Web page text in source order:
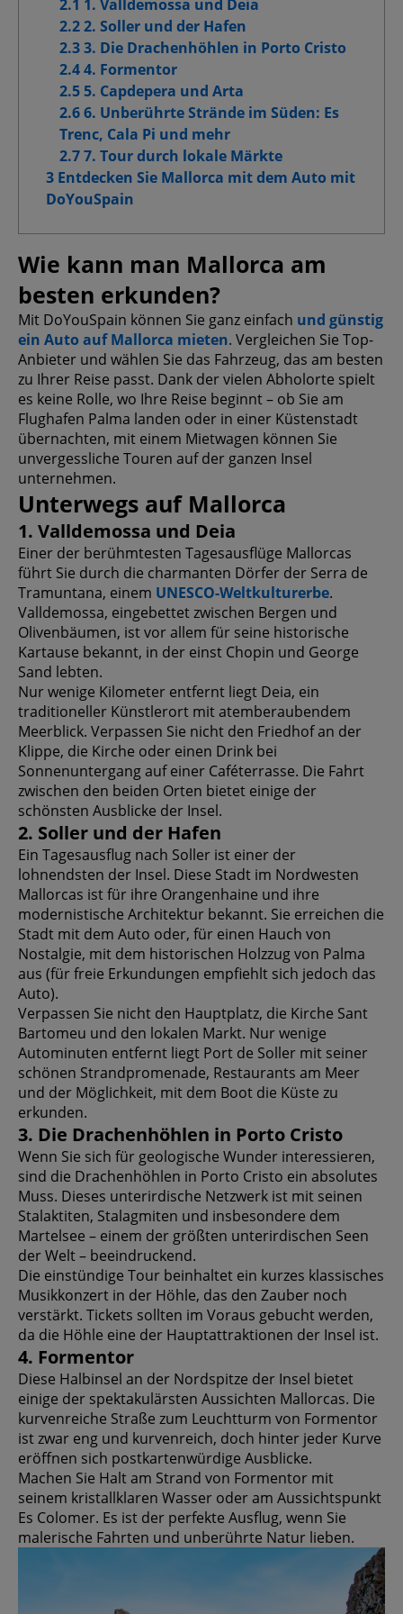
2.1 1. Valldemossa und Deia
2.2 2. Soller und der Hafen
2.3 3. Die Drachenhöhlen in Porto Cristo
2.4 4. Formentor
2.5 5. Capdepera und Arta
2.6 6. Unberührte Strände im Süden: Es
Trenc, Cala Pi und mehr
2.7 7. Tour durch lokale Märkte
3 Entdecken Sie Mallorca mit dem Auto mit
DoYouSpain
Wie kann man Mallorca am
besten erkunden?
Mit DoYouSpain können Sie ganz einfach und günstig
ein Auto auf Mallorca mieten. Vergleichen Sie Top-
Anbieter und wählen Sie das Fahrzeug, das am besten
zu Ihrer Reise passt. Dank der vielen Abholorte spielt
es keine Rolle, wo Ihre Reise beginnt – ob Sie am
Flughafen Palma landen oder in einer Küstenstadt
übernachten, mit einem Mietwagen können Sie
unvergessliche Touren auf der ganzen Insel
unternehmen.
Unterwegs auf Mallorca
1. Valldemossa und Deia
Einer der berühmtesten Tagesausflüge Mallorcas
führt Sie durch die charmanten Dörfer der Serra de
Tramuntana, einem UNESCO-Weltkulturerbe.
Valldemossa, eingebettet zwischen Bergen und
Olivenbäumen, ist vor allem für seine historische
Kartause bekannt, in der einst Chopin und George
Sand lebten.
Nur wenige Kilometer entfernt liegt Deia, ein
traditioneller Künstlerort mit atemberaubendem
Meerblick. Verpassen Sie nicht den Friedhof an der
Klippe, die Kirche oder einen Drink bei
Sonnenuntergang auf einer Caféterrasse. Die Fahrt
zwischen den beiden Orten bietet einige der
schönsten Ausblicke der Insel.
2. Soller und der Hafen
Ein Tagesausflug nach Soller ist einer der
lohnendsten der Insel. Diese Stadt im Nordwesten
Mallorcas ist für ihre Orangenhaine und ihre
modernistische Architektur bekannt. Sie erreichen die
Stadt mit dem Auto oder, für einen Hauch von
Nostalgie, mit dem historischen Holzzug von Palma
aus (für freie Erkundungen empfiehlt sich jedoch das
Auto).
Verpassen Sie nicht den Hauptplatz, die Kirche Sant
Bartomeu und den lokalen Markt. Nur wenige
Autominuten entfernt liegt Port de Soller mit seiner
schönen Strandpromenade, Restaurants am Meer
und der Möglichkeit, mit dem Boot die Küste zu
erkunden.
3. Die Drachenhöhlen in Porto Cristo
Wenn Sie sich für geologische Wunder interessieren,
sind die Drachenhöhlen in Porto Cristo ein absolutes
Muss. Dieses unterirdische Netzwerk ist mit seinen
Stalaktiten, Stalagmiten und insbesondere dem
Martelsee – einem der größten unterirdischen Seen
der Welt – beeindruckend.
Die einstündige Tour beinhaltet ein kurzes klassisches
Musikkonzert in der Höhle, das den Zauber noch
verstärkt. Tickets sollten im Voraus gebucht werden,
da die Höhle eine der Hauptattraktionen der Insel ist.
4. Formentor
Diese Halbinsel an der Nordspitze der Insel bietet
einige der spektakulärsten Aussichten Mallorcas. Die
kurvenreiche Straße zum Leuchtturm von Formentor
ist zwar eng und kurvenreich, doch hinter jeder Kurve
eröffnen sich postkartenwürdige Ausblicke.
Machen Sie Halt am Strand von Formentor mit
seinem kristallklaren Wasser oder am Aussichtspunkt
Es Colomer. Es ist der perfekte Ausflug, wenn Sie
malerische Fahrten und unberührte Natur lieben.
Cookies für Marketingzwecke
Erweiterte Werbe-Cookies
Meine Auswahl bestätigen
Alle zulassen